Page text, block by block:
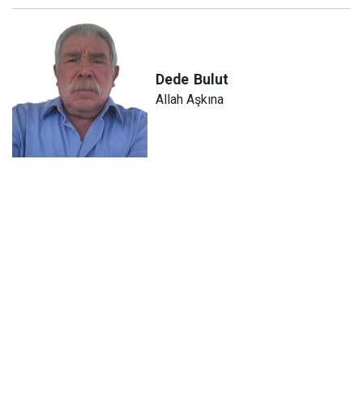
Dede Bulut
Allah Aşkına